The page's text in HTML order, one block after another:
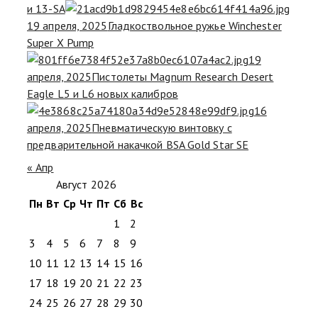
и 13-SA
19 апреля, 2025 Гладкоствольное ружье Winchester
Super X Pump
19
апреля, 2025Пистолеты Magnum Research Desert
Eagle L5 и L6 новых калибров
16
апреля, 2025Пневматическую винтовку с
предварительной накачкой BSA Gold Star SE
« Апр
Август 2026
Пн Вт Ср Чт Пт Сб Вс
1
2
3
4 5 6 7 8
9
10 11 12 13 14 15 16
17 18 19 20 21 22 23
24 25 26 27 28 29 30